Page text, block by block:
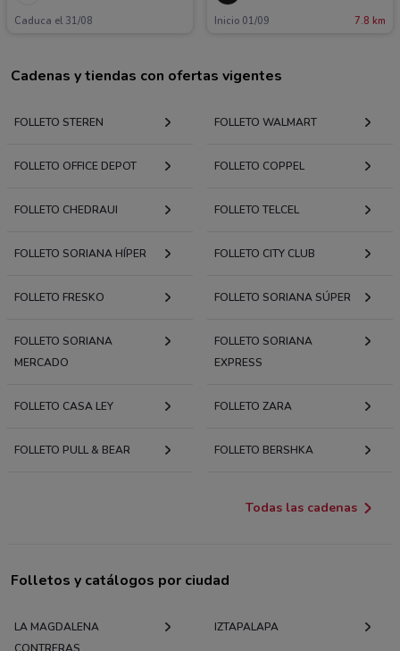
Caduca el 31/08 Inicio 01/09 7.8 km
Cadenas y tiendas con ofertas vigentes
FOLLETO STEREN FOLLETO WALMART
FOLLETO OFFICE DEPOT FOLLETO COPPEL
FOLLETO CHEDRAUI FOLLETO TELCEL
FOLLETO SORIANA HÍPER FOLLETO CITY CLUB
FOLLETO FRESKO FOLLETO SORIANA SÚPER
FOLLETO SORIANA
MERCADO
FOLLETO SORIANA
EXPRESS
FOLLETO CASA LEY FOLLETO ZARA
FOLLETO PULL & BEAR FOLLETO BERSHKA
Todas las cadenas
Folletos y catálogos por ciudad
LA MAGDALENA
IZTAPALAPA